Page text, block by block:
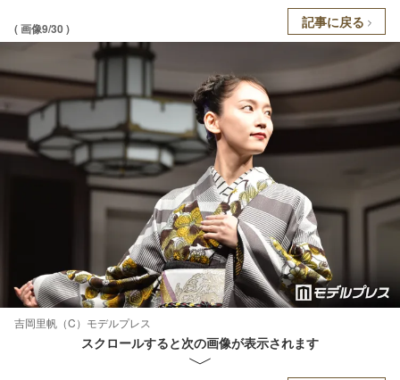
( 画像9/30 ) 記事に戻る
吉岡里帆（C）モデルプレス
スクロールすると次の画像が表示されます